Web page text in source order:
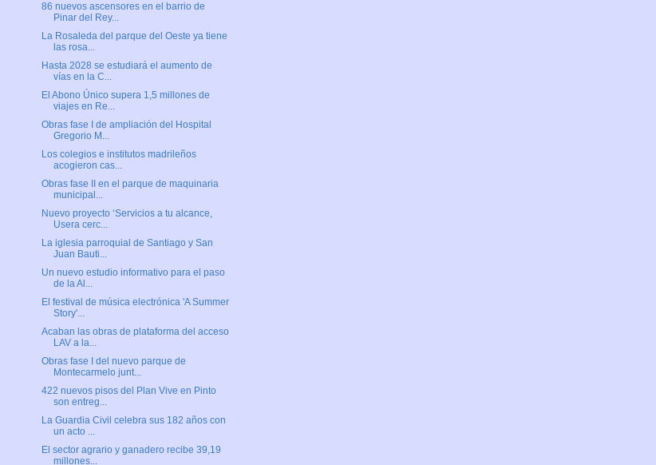
86 nuevos ascensores en el barrio de
Pinar del Rey...
La Rosaleda del parque del Oeste ya tiene
las rosa...
Hasta 2028 se estudiará el aumento de
vías en la C...
El Abono Único supera 1,5 millones de
viajes en Re...
Obras fase I de ampliación del Hospital
Gregorio M...
Los colegios e institutos madrileños
acogieron cas...
Obras fase II en el parque de maquinaria
municipal...
Nuevo proyecto ‘Servicios a tu alcance,
Usera cerc...
La iglesia parroquial de Santiago y San
Juan Bauti...
Un nuevo estudio informativo para el paso
de la Al...
El festival de música electrónica 'A Summer
Story'...
Acaban las obras de plataforma del acceso
LAV a la...
Obras fase I del nuevo parque de
Montecarmelo junt...
422 nuevos pisos del Plan Vive en Pinto
son entreg...
La Guardia Civil celebra sus 182 años con
un acto ...
El sector agrario y ganadero recibe 39,19
millones...